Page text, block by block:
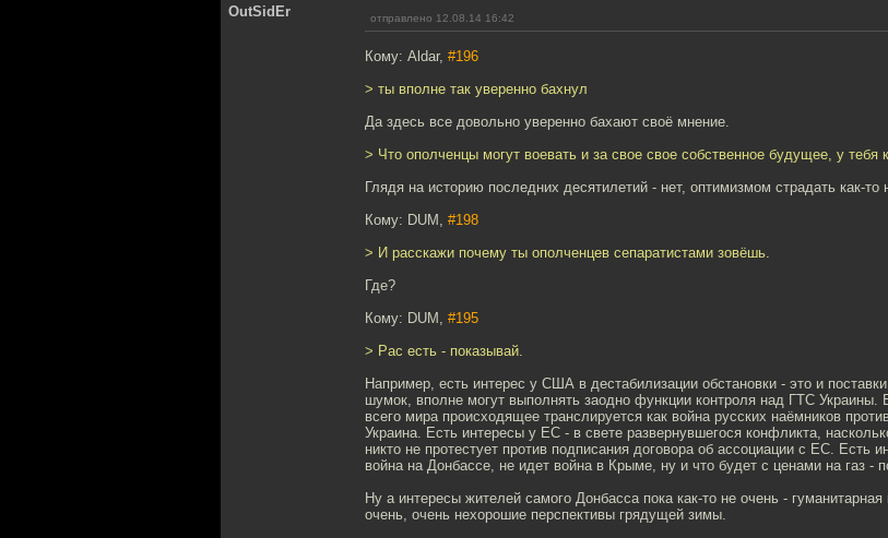
OutSidEr отправлено 12.08.14 16:42
Кому: Aldar, #196
> ты вполне так уверенно бахнул
Да здесь все довольно уверенно бахают своё мнение.
> Что ополченцы могут воевать и за свое свое собственное будущее, у тебя
Глядя на историю последних десятилетий - нет, оптимизмом страдать как-то
Кому: DUM, #198
> И расскажи почему ты ополченцев сепаратистами зовёшь.
Где?
Кому: DUM, #195
> Рас есть - показывай.
Например, есть интерес у США в дестабилизации обстановки - это и
шумок, вполне могут выполнять заодно функции контроля над ГТС
всего мира происходящее транслируется как война русских наёмников
Украина. Есть интересы у ЕС - в свете развернувшегося конфликта,
никто не протестует против подписания договора об ассоциации с ЕС. Есть
война на Донбассе, не идет война в Крыме, ну и что будет с ценами на газ -
Ну а интересы жителей самого Донбасса пока как-то не очень -
очень, очень нехорошие перспективы грядущей зимы.